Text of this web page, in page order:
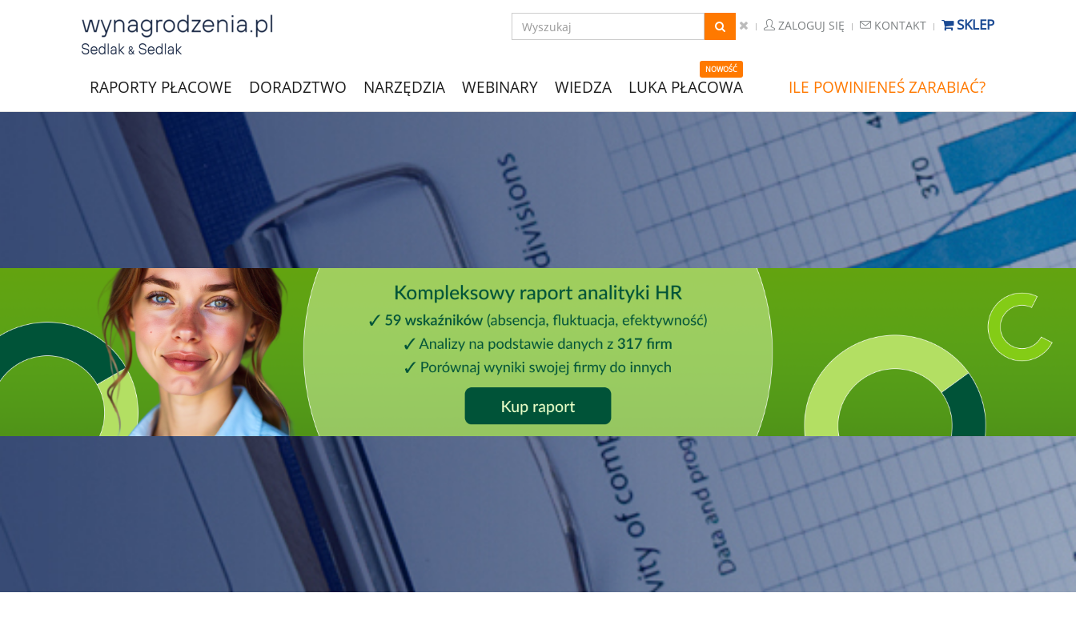
ZALOGUJ SIĘ KONTAKT SKLEP
RAPORTY PŁACOWE DORADZTWO NARZĘDZIA WEBINARY WIEDZA
NOWOŚĆ
LUKA PŁACOWA ILE POWINIENEŚ ZARABIAĆ?